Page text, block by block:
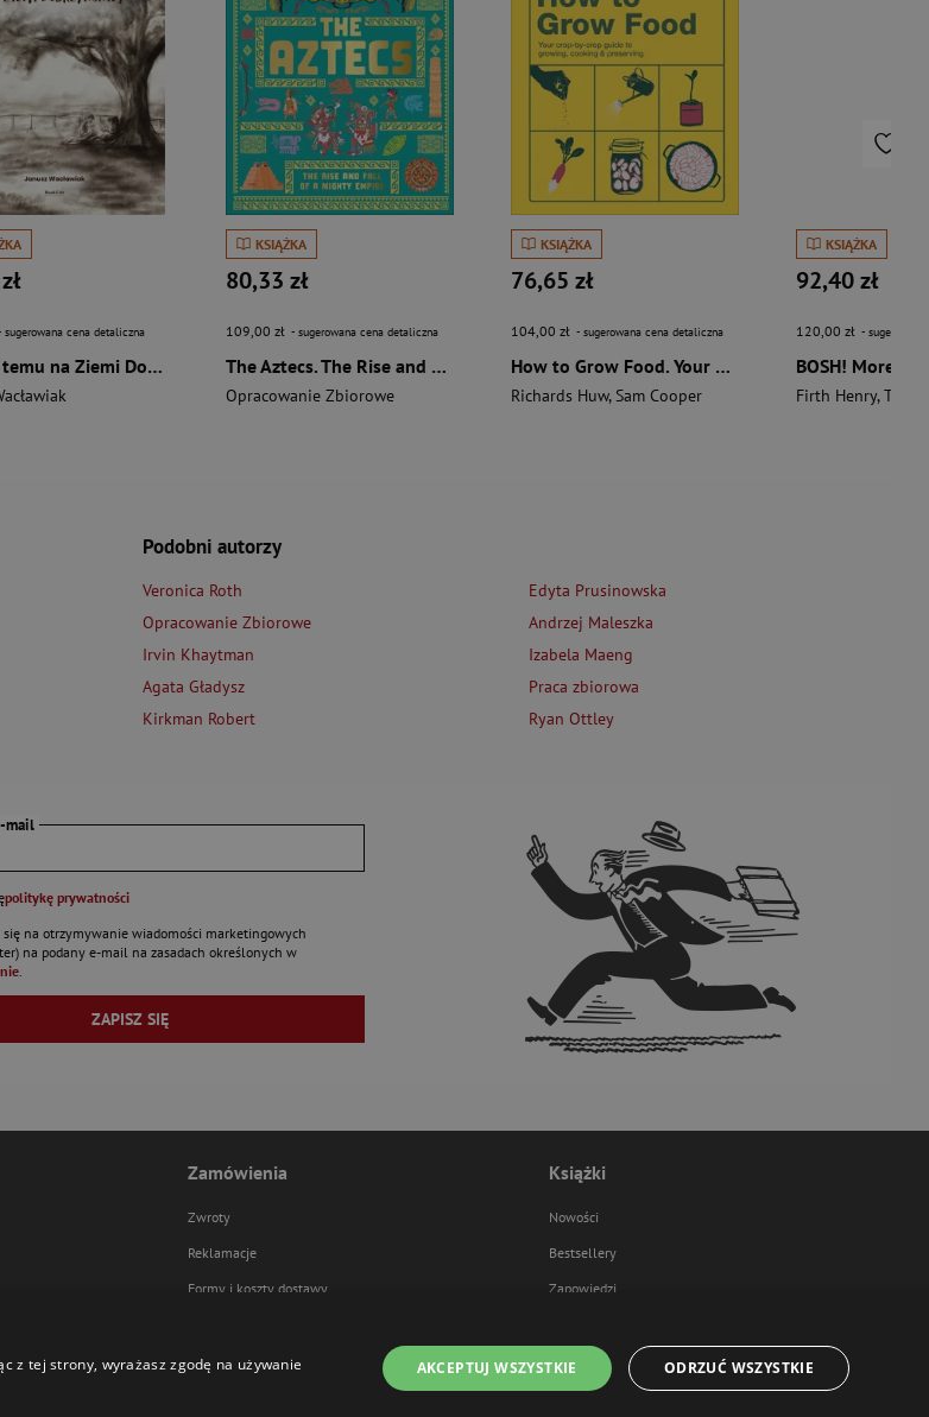
sugerowana cena detaliczna
Dawno temu na Ziemi Dobrzyńskiej
KSIĄŻKA
80,33 zł
109,00 zł - sugerowana cena detaliczna
The Aztecs. The Rise and Fall of a Mighty Empire
Opracowanie Zbiorowe
KSIĄŻKA
76,65 zł
104,00 zł - sugerowana cena detaliczna
How to Grow Food. Your Crop-by-Crop Guide to Growing, Cooking, & Preserving
Richards Huw, Sam Cooper
KSIĄŻKA
92,40 zł
120,00 zł -
Firth Henry,
Podobni autorzy
Veronica Roth
Opracowanie Zbiorowe
Irvin Khaytman
Agata Gładysz
Kirkman Robert
Edyta Prusinowska
Andrzej Maleszka
Izabela Maeng
Praca zbiorowa
Ryan Ottley
mail
politykę prywatności
się na otrzymywanie wiadomości marketingowych
na podanye-mail na zasadach określonych w
ZAPISZ SIĘ
Zamówienia
Zwroty
Reklamacje
Formy i koszty dostawy
Książki
Nowości
Bestsellery
Zapowiedzi
z tej strony, wyrażasz zgodę na używanie
AKCEPTUJ WSZYSTKIE ODRZUĆ WSZYSTKIE